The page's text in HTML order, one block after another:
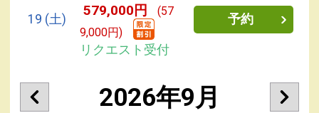
19 (土)
579,000円
(57
9,000円)
リクエスト受付
予約
2026年9月